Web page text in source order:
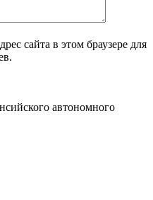
сайта в этом браузере для
автономного